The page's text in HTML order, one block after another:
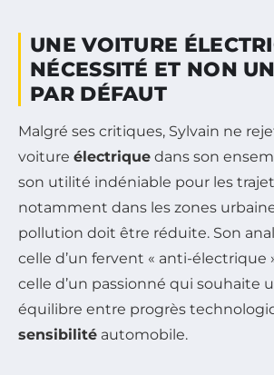
UNE VOITURE
NÉCESSITÉ ET NON
PAR DÉFAUT
Malgré ses critiques, Sylvain ne
voiture électrique dans son
son utilité indéniable pour les
notamment dans les zones
pollution doit être réduite. Son
celle d’un fervent « anti-électrique
celle d’un passionné qui souhaite
équilibre entre progrès
sensibilité automobile.